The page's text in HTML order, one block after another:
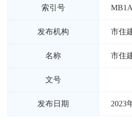
索引号
发布机构 市住
名称 市住
文号
发布日期 2023